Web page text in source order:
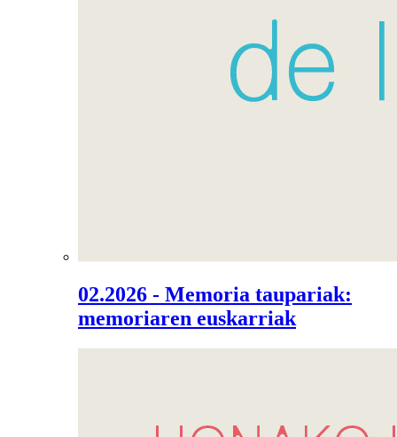
02.2026 - Memoria taupariak:
memoriaren euskarriak